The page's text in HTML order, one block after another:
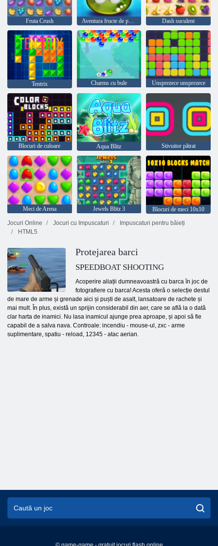
Fruta Crush Aventura fructe de padure suculente Dash suculent
Tentrix Charms cu bule Unsprezece unsprezece
Blocuri de culoare Aqua Blitz Stivuitor pătrat
Meci de Arena Jewels Blitz 3
Blocuri de meci 10x10
Jocuri Online
Jocuri cu Impuscaturi
Impuscaturi pentru băieți
HTML5
Protejarea barci
SPEEDBOAT SHOOTING
Acoperire aliații dumneavoastră cu barca în joc de
fotografiere cu barca! Acesta oferă o selecție destul
de mare de arme și grenade aici și puști de asalt, lansatoare de rachete și
mai mult. În plus, există un sprijin considerabil din aer, care se află la o dată
clar harta de inamici. Nu lasa inamicul ajunge prea aproape, și apoi să fie
capabil de a salva nava. Controale: incendiu - mouse-ul, zxc - arme
suplimentare, spatiu - reload, 12345 - atac aerian.